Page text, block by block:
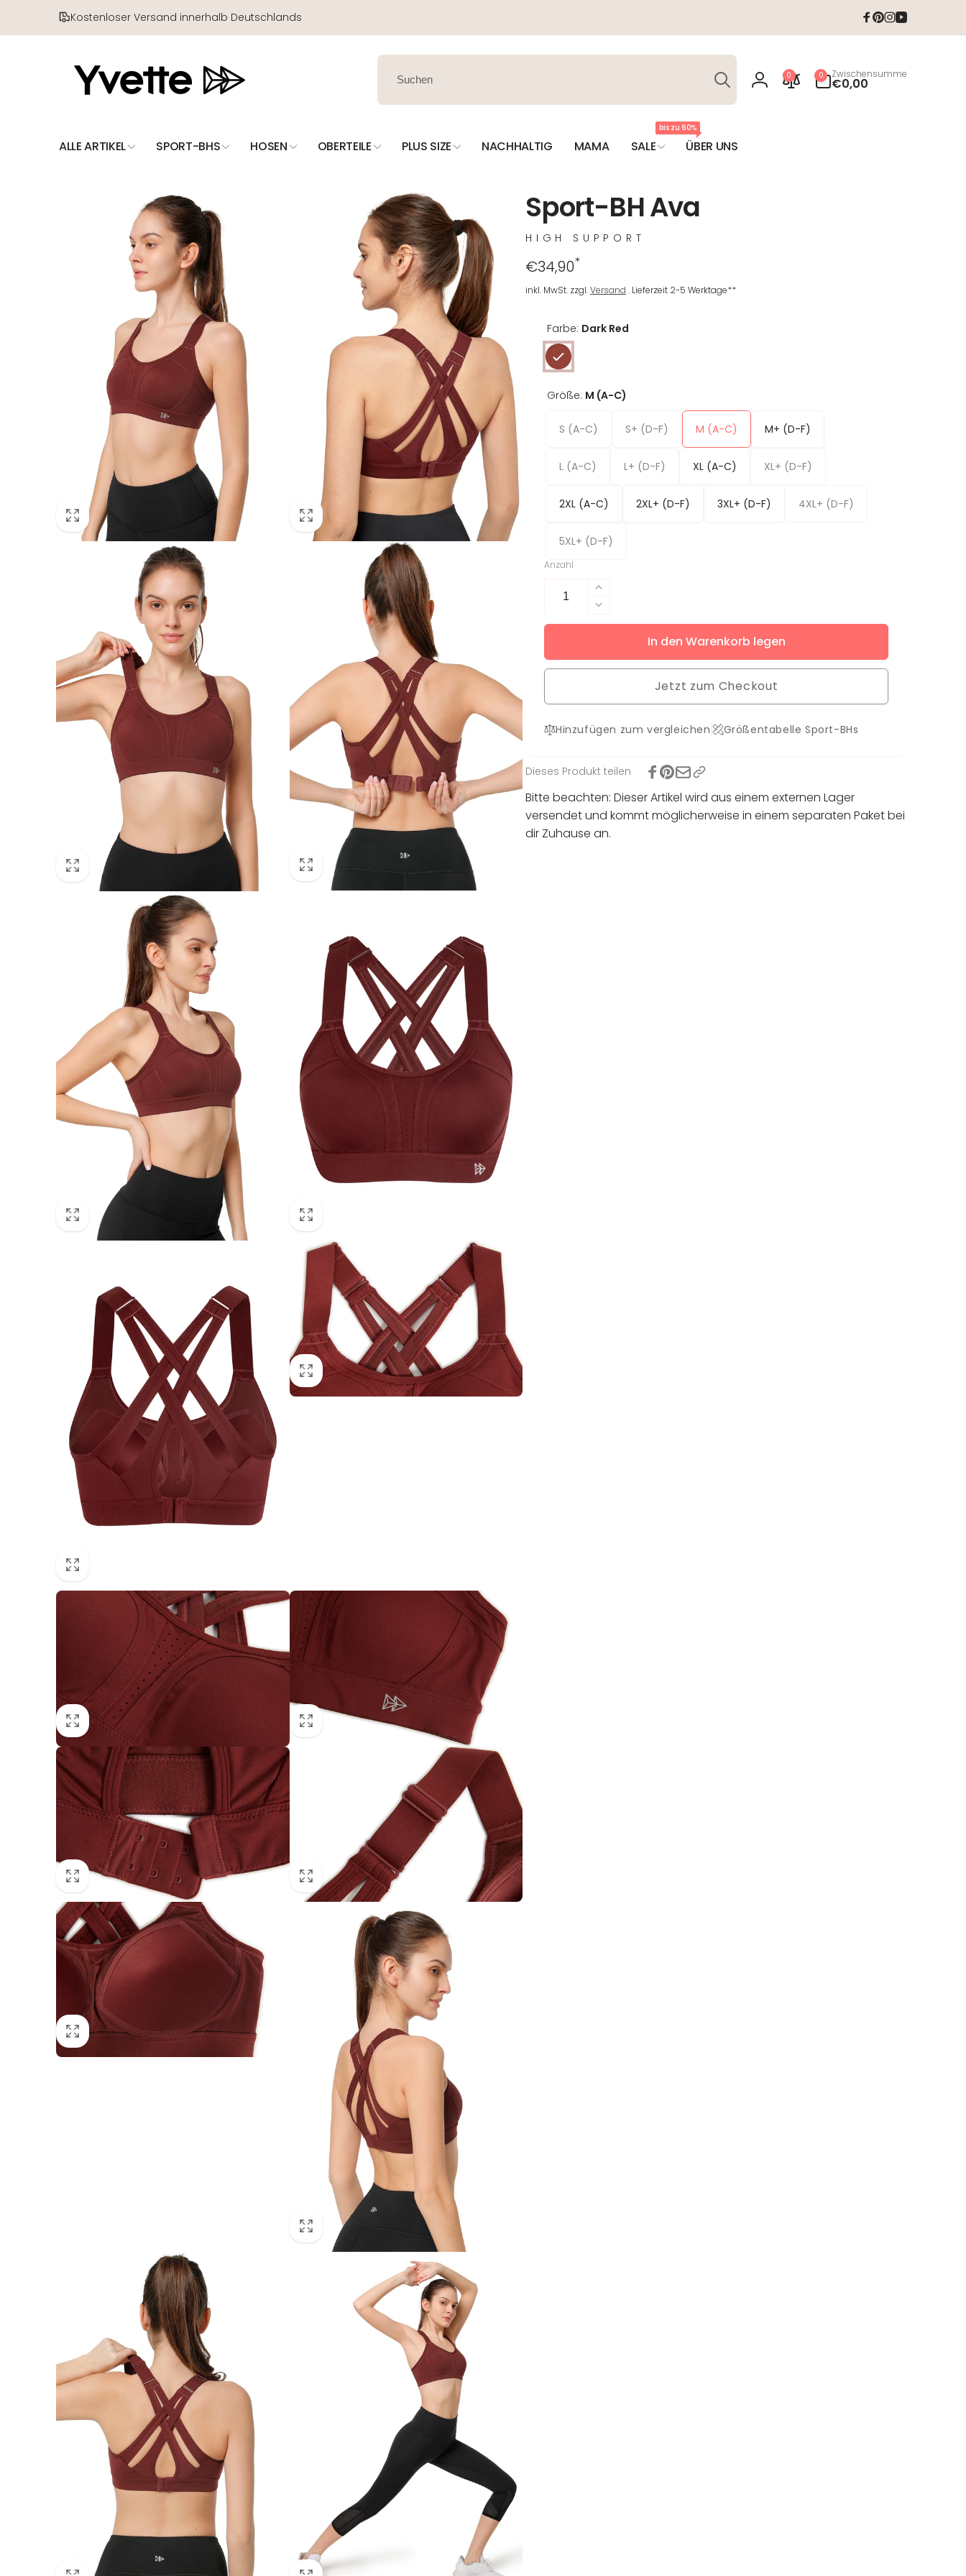
Kostenloser Versand innerhalb Deutschlands Facebook
Pinterest
Instagram
YouTube
Suchen
Einloggen
0 0
Artikel
Zwischensumme
€0,00
ALLE ARTIKEL SPORT-BHS HOSEN OBERTEILE PLUS SIZE NACHHALTIG MAMA SALE
bis zu 60%
ÜBER UNS
Sport-BH Ava
HIGH SUPPORT
Regulärer
Preis
€34,90*
inkl. MwSt. zzgl.Versand . Lieferzeit 2-5 Werktage**
Farbe: Dark Red
Größe: M (A-C)
S (A-C) S+ (D-F) M (A-C) M+ (D-F)
L (A-C) L+ (D-F) XL (A-C) XL+ (D-F)
2XL (A-C) 2XL+ (D-F) 3XL+ (D-F) 4XL+ (D-F)
5XL+ (D-F)
Anzahl
Erhöhe
die
Menge
BH
Verringere
die
für
Sport-
Ava
In den Warenkorb legen
Jetzt zum Checkout
Hinzufügen zum vergleichen Größentabelle Sport-BHs
Dieses Produkt teilen
Bitte beachten: Dieser Artikel wird aus einem externen Lager
versendet und kommt möglicherweise in einem separaten Paket bei
dir Zuhause an.